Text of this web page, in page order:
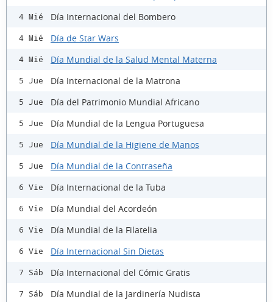
4 Mié Día Internacional del Bombero
4 Mié Día de Star Wars
4 Mié Día Mundial de la Salud Mental Materna
5 Jue Día Internacional de la Matrona
5 Jue Día del Patrimonio Mundial Africano
5 Jue Día Mundial de la Lengua Portuguesa
5 Jue Día Mundial de la Higiene de Manos
5 Jue Día Mundial de la Contraseña
6 Vie Día Internacional de la Tuba
6 Vie Día Mundial del Acordeón
6 Vie Día Mundial de la Filatelia
6 Vie Día Internacional Sin Dietas
7 Sáb Día Internacional del Cómic Gratis
7 Sáb Día Mundial de la Jardinería Nudista